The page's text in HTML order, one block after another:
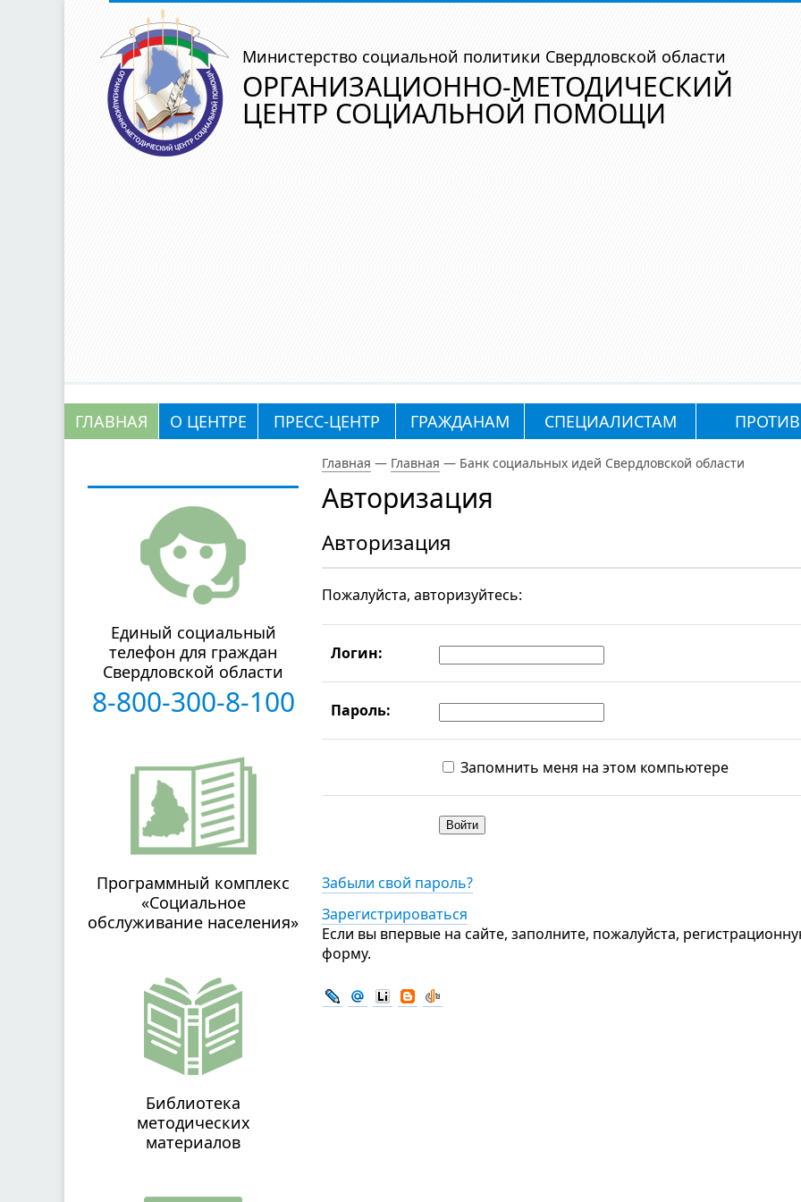
Министерство социальной политики Свердловской области
ОРГАНИЗАЦИОННО-МЕТОДИЧЕСКИЙ
ЦЕНТР СОЦИАЛЬНОЙ ПОМОЩИ
ГЛАВНАЯ О ЦЕНТРЕ ПРЕСС-ЦЕНТР ГРАЖДАНАМ СПЕЦИАЛИСТАМ
Главная — Главная — Банк социальных идей Свердловской области
Авторизация
Авторизация
Пожалуйста, авторизуйтесь:
Логин:
Пароль:
Запомнить меня на этом компьютере
Забыли свой пароль?
Зарегистрироваться
Если вы впервые на сайте, заполните, пожалуйста,
форму.
Единый социальный
телефон для граждан
Свердловской области
8-800-300-8-100
Программный комплекс
«Социальное
обслуживание населения»
Библиотека
методических
материалов